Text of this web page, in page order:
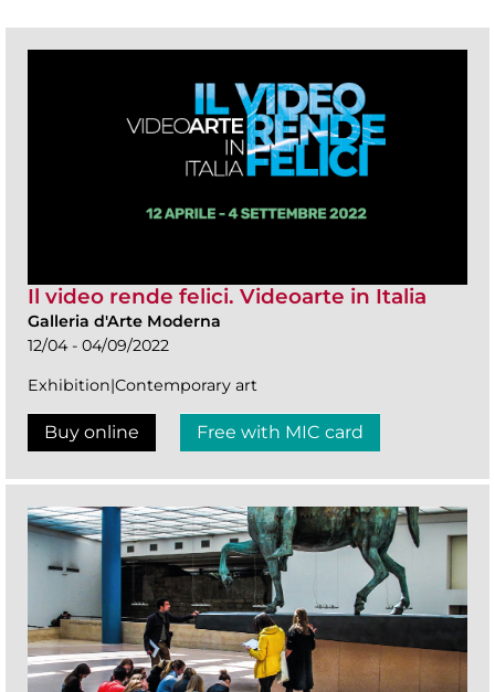
Il video rende felici. Videoarte in Italia
Galleria d'Arte Moderna
12/04 - 04/09/2022
Exhibition|Contemporary art
Buy online Free with MIC card